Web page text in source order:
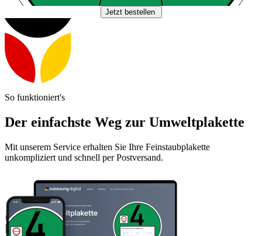
Jetzt bestellen
So funktioniert's
Der einfachste Weg zur Umweltplakette
Mit unserem Service erhalten Sie Ihre Feinstaubplakette
unkompliziert und schnell per Postversand.